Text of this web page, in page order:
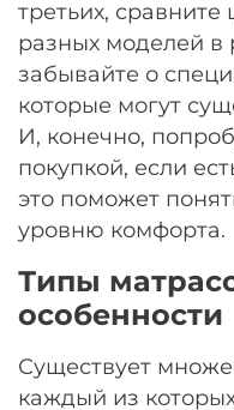
третьих,
разных моделей в
забывайте о
которые могут
И, конечно,
покупкой, если
это поможет
уровню комфорта.
Типы
особенности
Существует
каждый из